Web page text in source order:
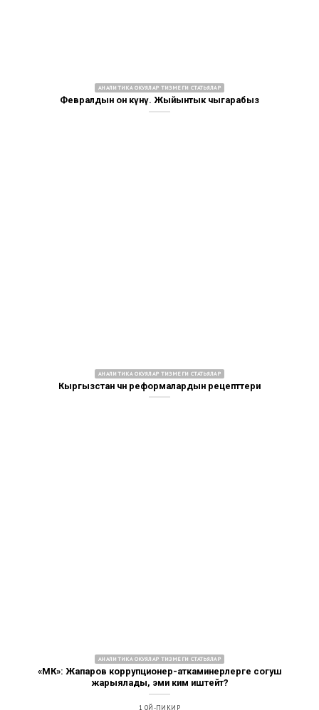
АНАЛИТИКА ОКУЯЛАР ТИЗМЕГИ СТАТЬЯЛАР
Февралдын он күнү. Жыйынтык чыгарабыз
АНАЛИТИКА ОКУЯЛАР ТИЗМЕГИ СТАТЬЯЛАР
Кыргызстан үчүн реформалардын рецепттери
АНАЛИТИКА ОКУЯЛАР ТИЗМЕГИ СТАТЬЯЛАР
«МК»: Жапаров коррупционер-аткаминерлерге согуш
жарыялады, эми ким иштейт?
1 ОЙ-ПИКИР